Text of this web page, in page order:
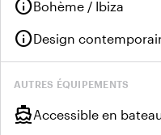
infoBohème / Ibiza
infoDesign
AUTRES ÉQUIPEMENTS
directions_boatAccessible en